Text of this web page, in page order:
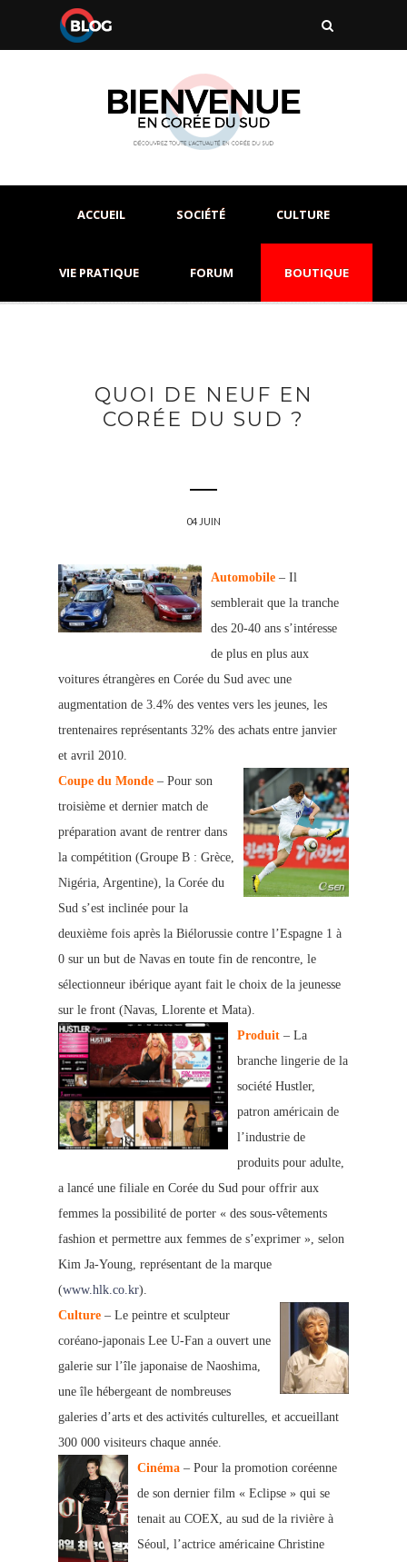
ACCUEIL SOCIÉTÉ CULTURE
VIE PRATIQUE FORUM BOUTIQUE
QUOI DE NEUF EN
CORÉE DU SUD ?
04 JUIN
Automobile – Il
semblerait que la tranche
des 20-40 ans s’intéresse
de plus en plus aux
voitures étrangères en Corée du Sud avec une
augmentation de 3.4% des ventes vers les jeunes, les
trentenaires représentants 32% des achats entre janvier
et avril 2010.
Coupe du Monde – Pour son
troisième et dernier match de
préparation avant de rentrer dans
la compétition (Groupe B : Grèce,
Nigéria, Argentine), la Corée du
Sud s’est inclinée pour la
deuxième fois après la Biélorussie contre l’Espagne 1 à
0 sur un but de Navas en toute fin de rencontre, le
sélectionneur ibérique ayant fait le choix de la jeunesse
sur le front (Navas, Llorente et Mata).
Produit – La
branche lingerie de la
société Hustler,
patron américain de
l’industrie de
produits pour adulte,
a lancé une filiale en Corée du Sud pour offrir aux
femmes la possibilité de porter « des sous-vêtements
fashion et permettre aux femmes de s’exprimer », selon
Kim Ja-Young, représentant de la marque
(www.hlk.co.kr).
Culture – Le peintre et sculpteur
coréano-japonais Lee U-Fan a ouvert une
galerie sur l’île japonaise de Naoshima,
une île hébergeant de nombreuses
galeries d’arts et des activités culturelles, et accueillant
300 000 visiteurs chaque année.
Cinéma – Pour la promotion coréenne
de son dernier film « Eclipse » qui se
tenait au COEX, au sud de la rivière à
Séoul, l’actrice américaine Christine